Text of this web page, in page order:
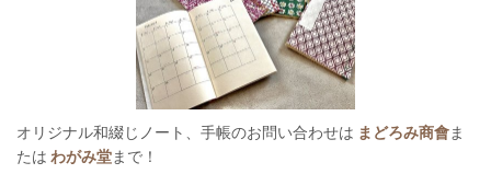
オリジナル和綴じノート、手帳のお問い合わせは まどろみ商會ま
たは わがみ堂まで！